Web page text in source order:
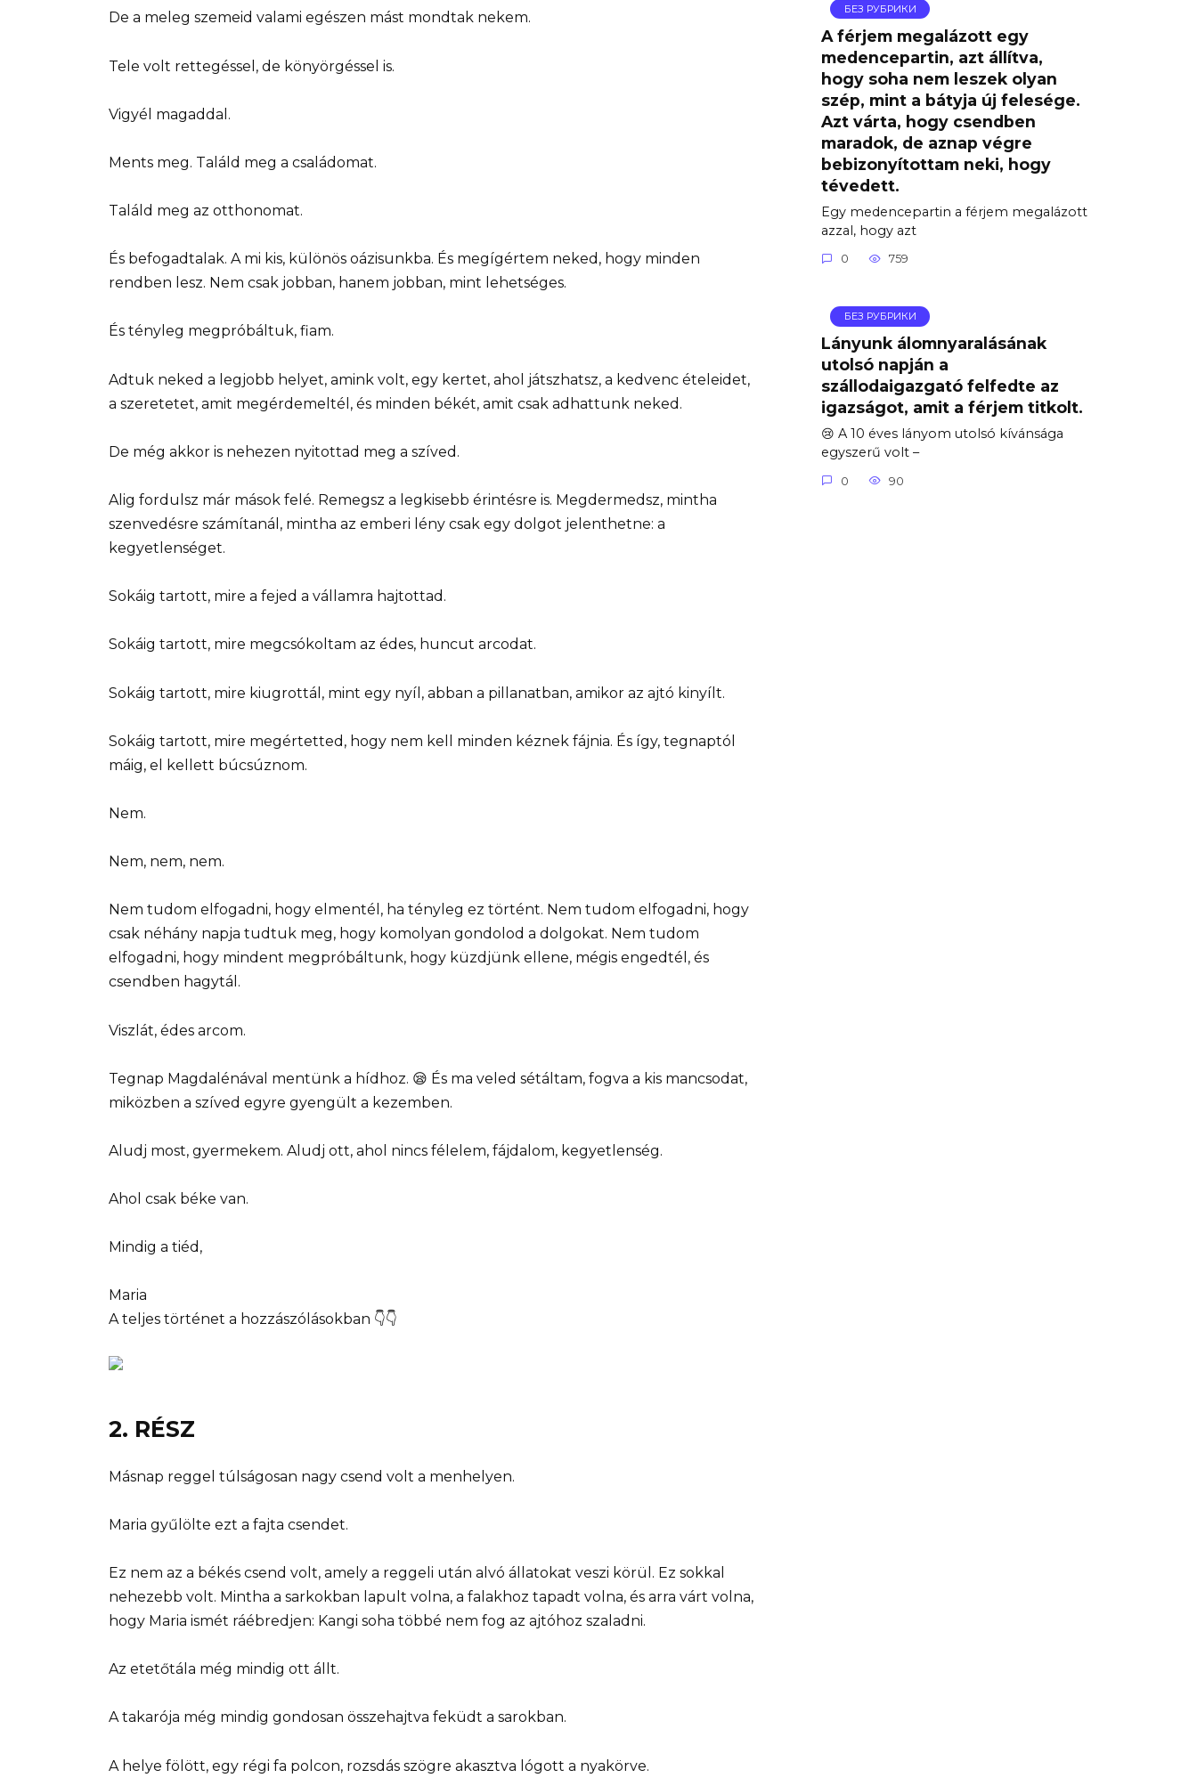
De a meleg szemeid valami egészen mást mondtak nekem.
Tele volt rettegéssel, de könyörgéssel is.
Vigyél magaddal.
Ments meg. Találd meg a családomat.
Találd meg az otthonomat.
És befogadtalak. A mi kis, különös oázisunkba. És megígértem neked, hogy minden
rendben lesz. Nem csak jobban, hanem jobban, mint lehetséges.
És tényleg megpróbáltuk, fiam.
Adtuk neked a legjobb helyet, amink volt, egy kertet, ahol játszhatsz, a kedvenc ételeidet,
a szeretetet, amit megérdemeltél, és minden békét, amit csak adhattunk neked.
De még akkor is nehezen nyitottad meg a szíved.
Alig fordulsz már mások felé. Remegsz a legkisebb érintésre is. Megdermedsz, mintha
szenvedésre számítanál, mintha az emberi lény csak egy dolgot jelenthetne: a
kegyetlenséget.
Sokáig tartott, mire a fejed a vállamra hajtottad.
Sokáig tartott, mire megcsókoltam az édes, huncut arcodat.
Sokáig tartott, mire kiugrottál, mint egy nyíl, abban a pillanatban, amikor az ajtó kinyílt.
Sokáig tartott, mire megértetted, hogy nem kell minden kéznek fájnia. És így, tegnaptól
máig, el kellett búcsúznom.
Nem.
Nem, nem, nem.
Nem tudom elfogadni, hogy elmentél, ha tényleg ez történt. Nem tudom elfogadni, hogy
csak néhány napja tudtuk meg, hogy komolyan gondolod a dolgokat. Nem tudom
elfogadni, hogy mindent megpróbáltunk, hogy küzdjünk ellene, mégis engedtél, és
csendben hagytál.
Viszlát, édes arcom.
Tegnap Magdalénával mentünk a hídhoz. 😪 És ma veled sétáltam, fogva a kis mancsodat,
miközben a szíved egyre gyengült a kezemben.
Aludj most, gyermekem. Aludj ott, ahol nincs félelem, fájdalom, kegyetlenség.
Ahol csak béke van.
Mindig a tiéd,
Maria
A teljes történet a hozzászólásokban 👇👇
2. RÉSZ
Másnap reggel túlságosan nagy csend volt a menhelyen.
Maria gyűlölte ezt a fajta csendet.
Ez nem az a békés csend volt, amely a reggeli után alvó állatokat veszi körül. Ez sokkal
nehezebb volt. Mintha a sarkokban lapult volna, a falakhoz tapadt volna, és arra várt volna,
hogy Maria ismét ráébredjen: Kangi soha többé nem fog az ajtóhoz szaladni.
Az etetőtála még mindig ott állt.
A takarója még mindig gondosan összehajtva feküdt a sarokban.
A helye fölött, egy régi fa polcon, rozsdás szögre akasztva lógott a nyakörve.
БЕЗ РУБРИКИ
A férjem megalázott egy
medencepartin, azt állítva,
hogy soha nem leszek olyan
szép, mint a bátyja új felesége.
Azt várta, hogy csendben
maradok, de aznap végre
bebizonyítottam neki, hogy
tévedett.
Egy medencepartin a férjem megalázott
azzal, hogy azt
0 759
БЕЗ РУБРИКИ
Lányunk álomnyaralásának
utolsó napján a
szállodaigazgató felfedte az
igazságot, amit a férjem titkolt.
😢 A 10 éves lányom utolsó kívánsága
egyszerű volt –
0 90